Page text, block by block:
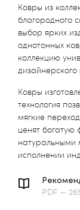
Ковры из
благородного
выбор ярких
однотонных
коллекцию
Ковры
технология
мягкие
ценят богатую
натуральными
исполнении
PDF —